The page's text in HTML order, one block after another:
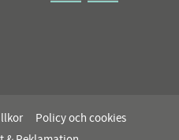
Policy och cookies